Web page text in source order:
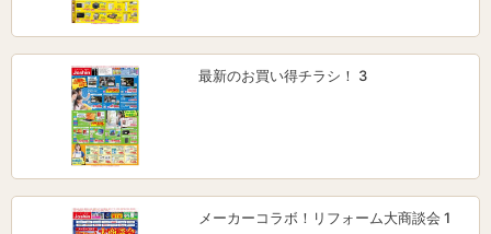
最新のお買い得チラシ！ 3
メーカーコラボ！リフォーム大商談会 1